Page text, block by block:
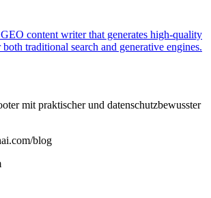
content writer that generates high-quality
traditional search and generative engines.
mit praktischer und datenschutzbewusster
blog